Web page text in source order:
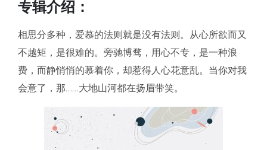
专辑介绍：
相思分多种，爱慕的法则就是没有法则。从心所欲而又
不越矩，是很难的。旁驰博骛，用心不专，是一种浪
费，而静悄悄的慕着你，却惹得人心花意乱。当你对我
会意了，那……大地山河都在扬眉带笑。